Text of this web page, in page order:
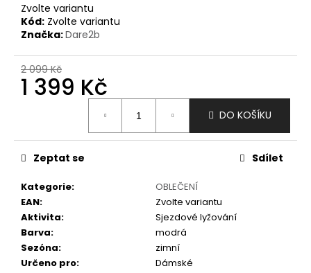
Zvolte variantu
Kód: Zvolte variantu
Značka:Dare2b
2 099 Kč
1 399 Kč
DO KOŠÍKU
Kategorie:
OBLEČENÍ
EAN:
Zvolte variantu
Aktivita:
Sjezdové lyžování
Barva:
modrá
Sezóna:
zimní
Určeno pro: Dámské
Zeptat se Sdílet
u
č
u